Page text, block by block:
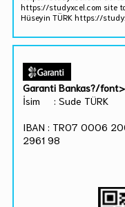
https://studyxcel.com site
Hüseyin TÜRK https://
Garanti Bankas?/font>
İsim : Sude TÜRK
IBAN : TR07 0006
2961 98